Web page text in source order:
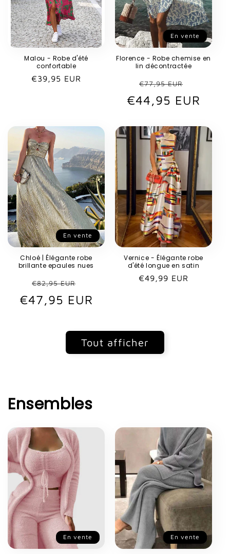
Malou - Robe d'été
confortable
Prix
€39,95 EUR
En vente
Florence - Robe chemise en
lin décontractée
Prix
habituel
€77,95 EUR
€44,95 EUR
En vente
Chloé | Élégante robe
brillante epaules nues
Prix
habituel
€82,95 EUR
promotionnel
€47,95 EUR
Vernice - Élégante robe
d'été longue en satin
Prix
€49,99 EUR
Tout afficher
Ensembles
En vente En vente